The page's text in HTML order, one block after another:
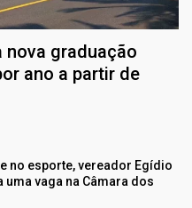
nova graduação
ano a partir de
no esporte, vereador Egídio
uma vaga na Câmara dos